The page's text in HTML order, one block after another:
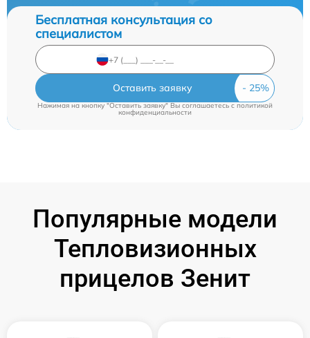
Бесплатная консультация со
специалистом
Оставить заявку
Нажимая на кнопку "Оставить заявку" Вы соглашаетесь c политикой
конфиденциальности
Популярные модели
Тепловизионных
прицелов Зенит